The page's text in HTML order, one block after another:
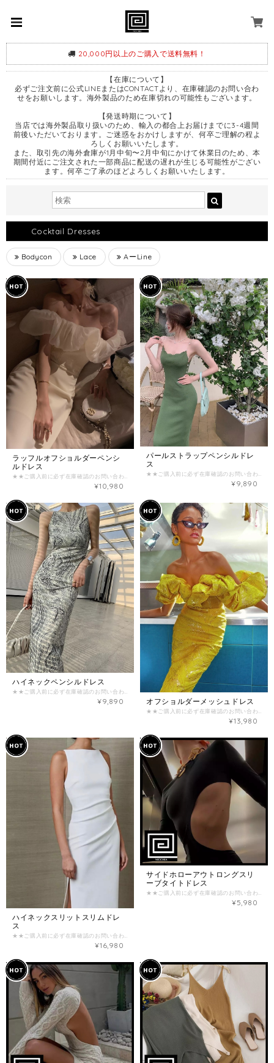
20,000円以上のご購入で送料無料！
【在庫について】
必ずご注文前に公式LINEまたはCONTACTより、在庫確認のお問い合わ
せをお願いします。海外製品のため在庫切れの可能性もございます。
【発送時期について】
当店では海外製品取り扱いのため、輸入の都合上お届けまでに3-4週間
前後いただいております。ご迷惑をおかけしますが、何卒ご理解の程よ
ろしくお願いいたします。
また、取引先の海外倉庫が1月中旬〜2月中旬にかけて休業日のため、本
期間付近にご注文された一部商品に配送の遅れが生じる可能性がござい
ます。何卒ご了承のほどよろしくお願いいたします。
Cocktail Dresses
Bodycon Lace AーLine
ラッフルオフショルダーペンシ
ルドレス
¥10,980
パールストラップペンシルドレ
ス
¥9,890
ハイネックペンシルドレス
¥9,890 オフショルダーメッシュドレス
¥13,980
ハイネックスリットスリムドレ
ス
★★ご購入前に必ず在庫確認のお問い合わせをお願い致します★★ （在庫がない場合がございます。） ご確認なく、ご購入された場合のご返金お振込み手数料とシステム手数料はお客様負担となってしまいますので、ご注意くださいませ。 【商品詳細】 主な素材：ポリエステル デザイン：スリット 【カラー】 ブラック/ブルー/ホワイト 【サイズ】 -XS- (B：約80cm / W：約64cm / H：約89cm / L（丈）：約112cm) -S- (B：約84cm / W：約68cm / H：約92cm / L（丈）：約113cm) -M- (B：約88cm / W：約72cm / H：約95cm / L（丈）：約114cm) -L- (B：約92cm / W：約76cm / H：約98cm / L（丈）：約115cm) ※海外製品のため、サイズに多少の誤差があることがございますが、予めご了承ください。 ================《重要》================ 商品ページに記載の内容、特定商取引法に基づく表記について必ずご確認の上、お問い合わせ、ご注文をお願い致します。 ・海外商品は在庫の動きが激しく、日々変動します。ご購入前に必ず在庫確認のお問い合わせをお願いいたします。 ・商品価格は全て関税込みの金額となっております。 ・海外商品取り扱いのため、ご注文を頂いてからお取り寄せいたしますが、交通事情や税関手続きなどの遅延により、お届けまで最大3〜4週間いただく可能性がございます。 ・海外製品は検品基準が日本と異なるため、日本製品に比べて縫製が荒い場合があり、モチーフやボタンの縫い付けが不十分な場合がございますが、不良品ではありませんので、予めご了承下さいませ。 ・撮影環境・PC環境などにより、実物商品の色味やデザインが写真のイメージと異なる場合がございます。予めご了承くださいませ。 ・ご注文後のサイズ変更・キャンセル(返品)はお受けすることが出来ません。よくご検討頂いてからご購入下さい。 ・決済後のお取り寄せとなりますので、入れ違いで在庫切れの際はキャンセル返金とさせて頂きます。 お取り寄せ商品において以下の場合はお客様の都合としてお取引をキャンセルさせて頂きます。 ・在庫のお問い合わせを頂かずご購入された商品が完売していた場合 ・在庫のお問い合わせを頂いて日にちが経過してからご購入頂き商品が既に完売した場合
¥16,980
サイドホローアウトロングスリ
ーブタイトドレス
¥5,980